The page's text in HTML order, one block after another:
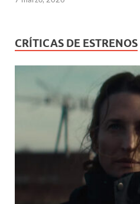
CRÍTICAS DE ESTRENOS